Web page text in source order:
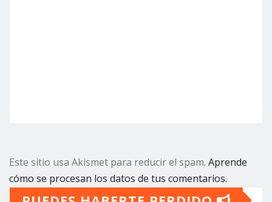
Este sitio usa Akismet para reducir el spam. Aprende
cómo se procesan los datos de tus comentarios.